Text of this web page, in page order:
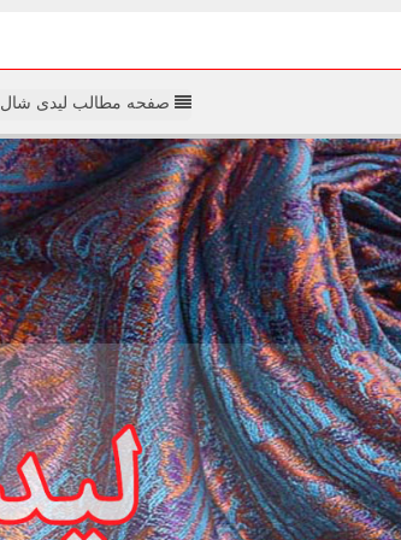
صفحه مطالب لیدی شال